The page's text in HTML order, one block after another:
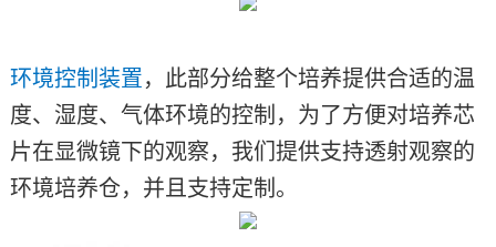
环境控制装置，此部分给整个培养提供合适的温
度、湿度、气体环境的控制，为了方便对培养芯
片在显微镜下的观察，我们提供支持透射观察的
环境培养仓，并且支持定制。